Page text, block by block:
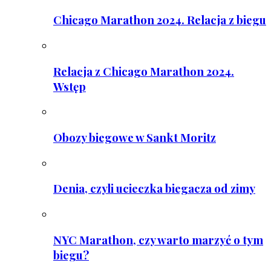
Chicago Marathon 2024. Relacja z biegu
Relacja z Chicago Marathon 2024.
Wstęp
Obozy biegowe w Sankt Moritz
Denia, czyli ucieczka biegacza od zimy
NYC Marathon, czy warto marzyć o tym
biegu?